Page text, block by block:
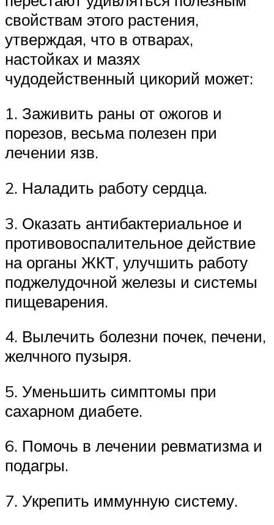
свойствам этого растения,
утверждая, что в отварах,
настойках и мазях
чудодейственный цикорий может:
1. Заживить раны от ожогов и
порезов, весьма полезен при
лечении язв.
2. Наладить работу сердца.
3. Оказать антибактериальное и
противовоспалительное действие
на органы ЖКТ, улучшить работу
поджелудочной железы и системы
пищеварения.
4. Вылечить болезни почек, печени,
желчного пузыря.
5. Уменьшить симптомы при
сахарном диабете.
6. Помочь в лечении ревматизма и
подагры.
7. Укрепить иммунную систему.